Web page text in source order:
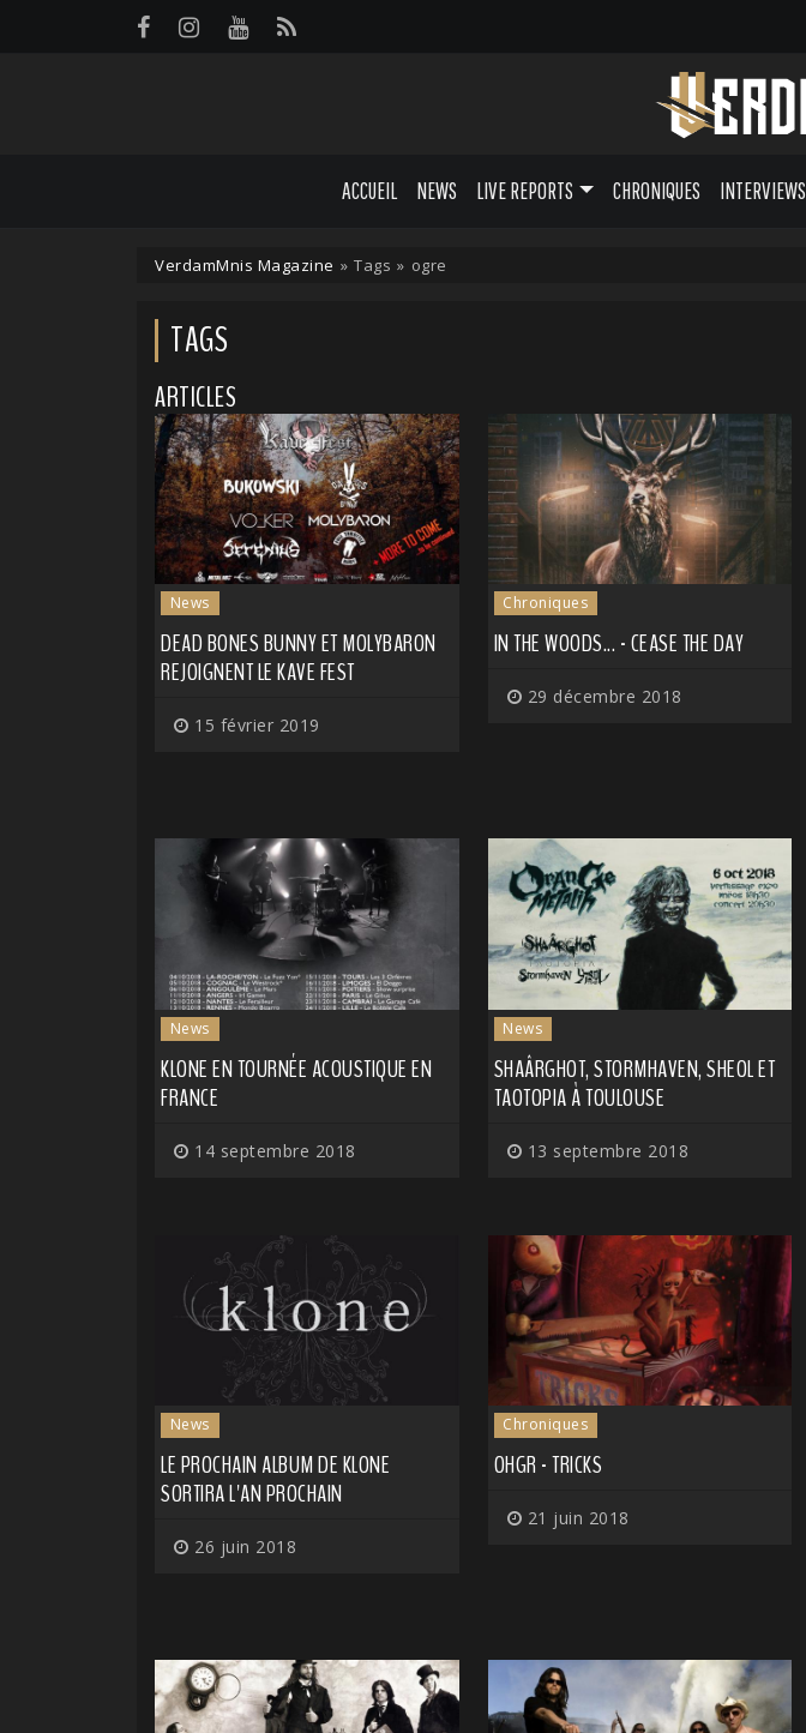
ACCUEIL NEWS LIVE REPORTS CHRONIQUES INTERVIEWS
VerdamMnis Magazine » Tags » ogre
TAGS
ARTICLES
News
DEAD BONES BUNNY ET MOLYBARON
REJOIGNENT LE KAVE FEST
15 février 2019
Chroniques
IN THE WOODS... - CEASE THE DAY
29 décembre 2018
News
KLONE EN TOURNÉE ACOUSTIQUE EN
FRANCE
14 septembre 2018
News
SHAÂRGHOT, STORMHAVEN, SHEOL ET
TAOTOPIA À TOULOUSE
13 septembre 2018
News
LE PROCHAIN ALBUM DE KLONE
SORTIRA L'AN PROCHAIN
26 juin 2018
Chroniques
OHGR - TRICKS
21 juin 2018
Panneau de gestion des cookies